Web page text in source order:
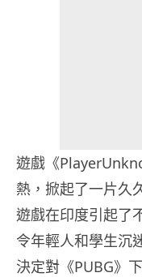
遊戲《
熱，掀起了一片久
遊戲在印度引起了
令年輕人和學生沉
決定對《PUBG》